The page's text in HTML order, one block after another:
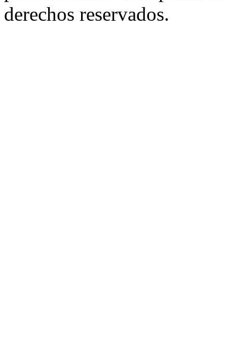
derechos reservados.